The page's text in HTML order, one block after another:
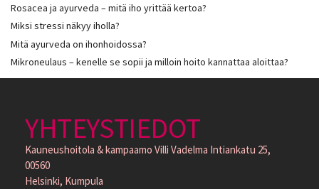
Rosacea ja ayurveda – mitä iho yrittää kertoa?
Miksi stressi näkyy iholla?
Mitä ayurveda on ihonhoidossa?
Mikroneulaus – kenelle se sopii ja milloin hoito kannattaa aloittaa?
YHTEYSTIEDOT
Kauneushoitola & kampaamo Villi Vadelma Intiankatu 25,
00560
Helsinki, Kumpula